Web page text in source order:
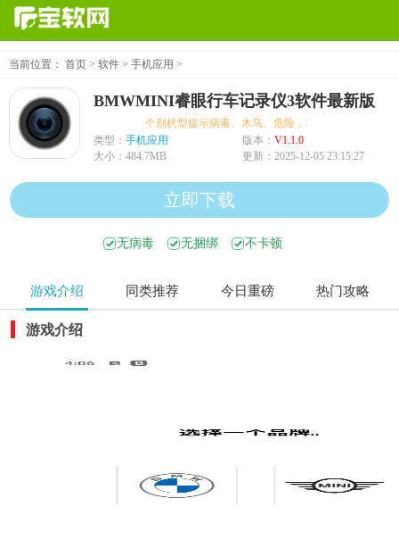
当前位置： 首页 > 软件 > 手机应用 >
BMWMINI睿眼行车记录仪3软件最新版
个别机型提示病毒、木马、危险，均为误报可放心下载
类型： 手机应用 版本： V1.1.0
大小： 484.7MB 更新： 2025-12-05 23:15:27
立即下载
无病毒 无捆绑 不卡顿
游戏介绍 同类推荐 今日重磅 热门攻略
游戏介绍